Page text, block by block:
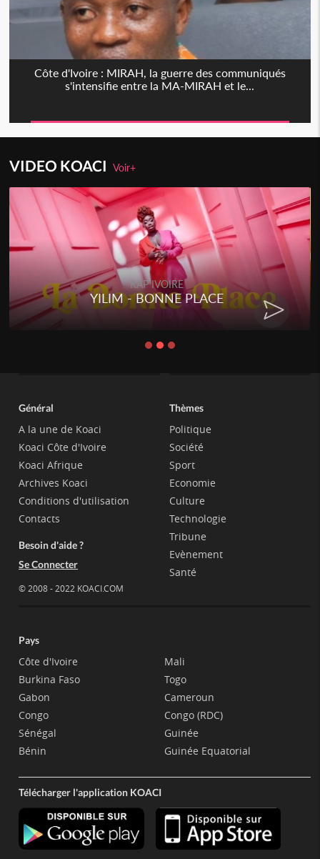
Côte d'Ivoire : MIRAH, la guerre des communiqués
s'intensifie entre la MA-MIRAH et le...
VIDEO KOACIVoir+
RAP IVOIRE
RENARD BARAKISSA - DOS DE
CHAT
Général
A la une de Koaci
Koaci Côte d'Ivoire
Koaci Afrique
Archives Koaci
Conditions d'utilisation
Contacts
Besoin d'aide ?
Se Connecter
© 2008 - 2022 KOACI.COM
Thèmes
Politique
Société
Sport
Economie
Culture
Technologie
Tribune
Evènement
Santé
Pays
Côte d'Ivoire
Burkina Faso
Gabon
Congo
Sénégal
Bénin
Mali
Togo
Cameroun
Congo (RDC)
Guinée
Guinée Equatorial
Télécharger l'application KOACI